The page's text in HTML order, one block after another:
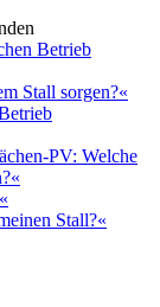
Betrieb
Stall sorgen?«
PV: Welche
Stall?«